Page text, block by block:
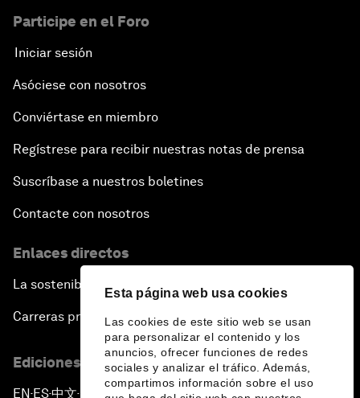
Esta página web usa cookies
Las cookies de este sitio web se usan
para personalizar el contenido y los
anuncios, ofrecer funciones de redes
sociales y analizar el tráfico. Además,
compartimos información sobre el uso
Participe en el Foro
Iniciar sesión
Asóciese con nosotros
Conviértase en miembro
Regístrese para recibir nuestras notas de prensa
Suscríbase a nuestros boletines
Contacte con nosotros
Enlaces directos
La sostenibilidad en el Foro
Carreras profesionales
Ediciones en otros idiomas
EN ▪ES▪中文▪ 日本語